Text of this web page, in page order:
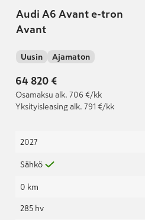
Audi A6 Avant e-tron
Avant
Uusin Ajamaton
64 820 €
Osamaksu alk. 706 €/kk
Yksityisleasing alk. 791 €/kk
2027
Sähkö
0 km
285 hv